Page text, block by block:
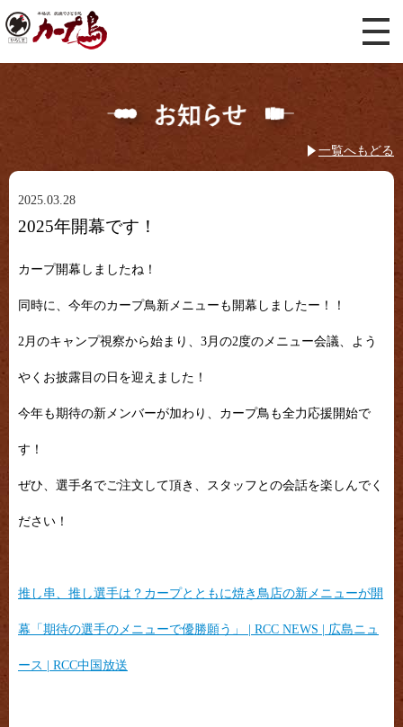
一覧へもどる
2025.03.28
2025年開幕です！
カープ開幕しましたね！
同時に、今年のカープ鳥新メニューも開幕しましたー！！
2月のキャンプ視察から始まり、3月の2度のメニュー会議、よう
やくお披露目の日を迎えました！
今年も期待の新メンバーが加わり、カープ鳥も全力応援開始で
す！
ぜひ、選手名でご注文して頂き、スタッフとの会話を楽しんでく
ださい！
推し串、推し選手は？カープとともに焼き鳥店の新メニューが開
幕「期待の選手のメニューで優勝願う」 | RCC NEWS | 広島ニュ
ース | RCC中国放送